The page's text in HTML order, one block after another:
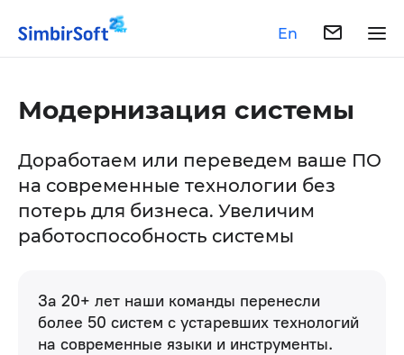
En
Модернизация системы
Доработаем или переведем ваше ПО
на современные технологии без
потерь для бизнеса. Увеличим
работоспособность системы
За 20+ лет наши команды перенесли
более 50 систем с устаревших технологий
на современные языки и инструменты.